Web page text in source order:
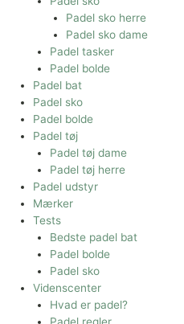
Padel sko herre
Padel sko dame
Padel tasker
Padel bolde
Padel bat
Padel sko
Padel bolde
Padel tøj
Padel tøj dame
Padel tøj herre
Padel udstyr
Mærker
Tests
Bedste padel bat
Padel bolde
Padel sko
Videnscenter
Hvad er padel?
Padel regler